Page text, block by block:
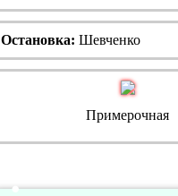
Остановка: Шевченко
Примерочная